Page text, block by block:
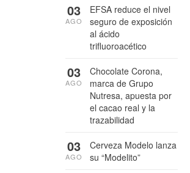
EFSA reduce el nivel
seguro de exposición
al ácido
trifluoroacético
03
AGO
Chocolate Corona,
marca de Grupo
Nutresa, apuesta por
el cacao real y la
trazabilidad
03
AGO
Cerveza Modelo lanza
su “Modelito”
03
AGO